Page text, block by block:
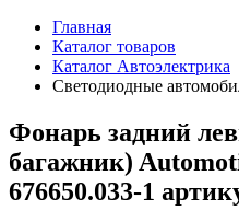
Главная
Каталог товаров
Каталог Автоэлектрика
Светодиодные
Фонарь задний
багажник)
676650.033-1